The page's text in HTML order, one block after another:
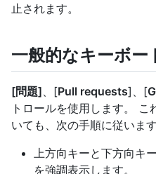
止されます。
一般的なキーボ
[問題]、[Pull requests]、[
トロールを使用します。
いても、次の手順に従います
上方向キーと下方向キ
を強調表示します。